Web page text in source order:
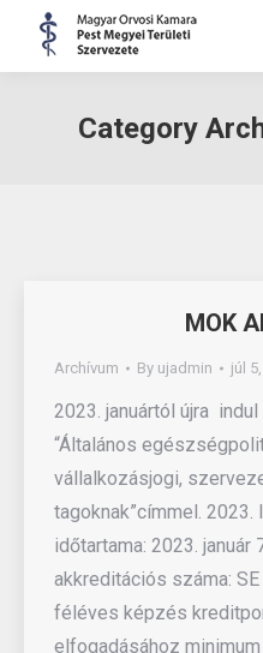
Category
MOK
Archívum By ujadmin júl
2023. januártól újra indul
“Általános
vállalkozásjogi,
tagoknak”címmel.
időtartama: 2023. január
akkreditációs száma:
féléves képzés
elfogadásához